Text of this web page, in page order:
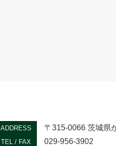
ADDRESS 〒315-0066 茨城県
TEL / FAX 029-956-3902